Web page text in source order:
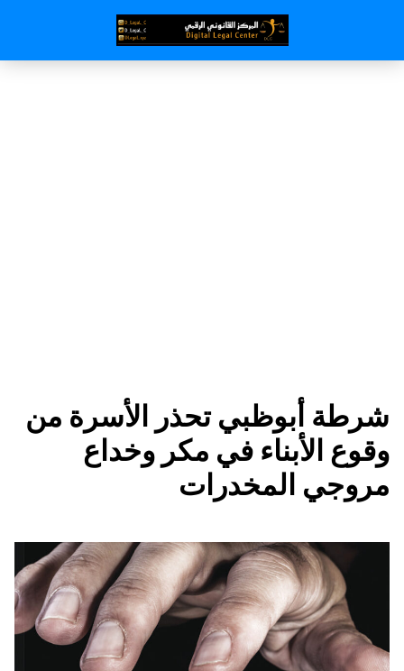
شرطة أبوظبي تحذر الأسرة من
وقوع الأبناء في مكر وخداع
مروجي المخدرات